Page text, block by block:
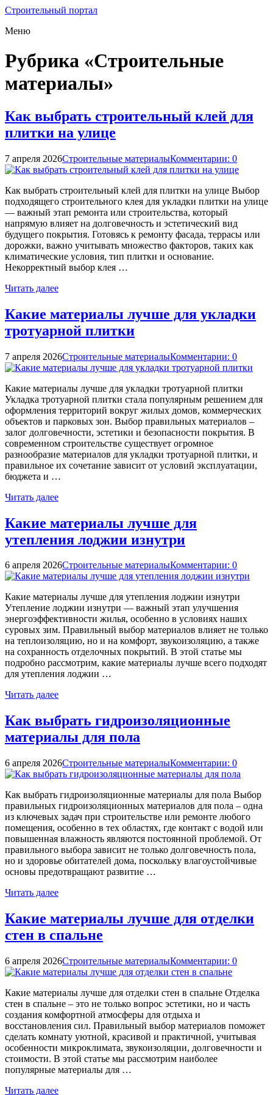
Строительный портал
Меню
Рубрика «Строительные
материалы»
Как выбрать строительный клей для
плитки на улице
7 апреля 2026Строительные материалыКомментарии: 0
Как выбрать строительный клей для плитки на улице Выбор
подходящего строительного клея для укладки плитки на улице
— важный этап ремонта или строительства, который
напрямую влияет на долговечность и эстетический вид
будущего покрытия. Готовясь к ремонту фасада, террасы или
дорожки, важно учитывать множество факторов, таких как
климатические условия, тип плитки и основание.
Некорректный выбор клея …
Читать далее
Какие материалы лучше для укладки
тротуарной плитки
7 апреля 2026Строительные материалыКомментарии: 0
Какие материалы лучше для укладки тротуарной плитки
Укладка тротуарной плитки стала популярным решением для
оформления территорий вокруг жилых домов, коммерческих
объектов и парковых зон. Выбор правильных материалов –
залог долговечности, эстетики и безопасности покрытия. В
современном строительстве существует огромное
разнообразие материалов для укладки тротуарной плитки, и
правильное их сочетание зависит от условий эксплуатации,
бюджета и …
Читать далее
Какие материалы лучше для
утепления лоджии изнутри
6 апреля 2026Строительные материалыКомментарии: 0
Какие материалы лучше для утепления лоджии изнутри
Утепление лоджии изнутри — важный этап улучшения
энергоэффективности жилья, особенно в условиях наших
суровых зим. Правильный выбор материалов влияет не только
на теплоизоляцию, но и на комфорт, звукоизоляцию, а также
на сохранность отделочных покрытий. В этой статье мы
подробно рассмотрим, какие материалы лучше всего подходят
для утепления лоджии …
Читать далее
Как выбрать гидроизоляционные
материалы для пола
6 апреля 2026Строительные материалыКомментарии: 0
Как выбрать гидроизоляционные материалы для пола Выбор
правильных гидроизоляционных материалов для пола – одна
из ключевых задач при строительстве или ремонте любого
помещения, особенно в тех областях, где контакт с водой или
повышенная влажность являются постоянной проблемой. От
правильного выбора зависит не только долговечность пола,
но и здоровье обитателей дома, поскольку влагоустойчивые
основы предотвращают развитие …
Читать далее
Какие материалы лучше для отделки
стен в спальне
6 апреля 2026Строительные материалыКомментарии: 0
Какие материалы лучше для отделки стен в спальне Отделка
стен в спальне – это не только вопрос эстетики, но и часть
создания комфортной атмосферы для отдыха и
восстановления сил. Правильный выбор материалов поможет
сделать комнату уютной, красивой и практичной, учитывая
особенности микроклимата, звукоизоляции, долговечности и
стоимости. В этой статье мы рассмотрим наиболее
популярные материалы для …
Читать далее